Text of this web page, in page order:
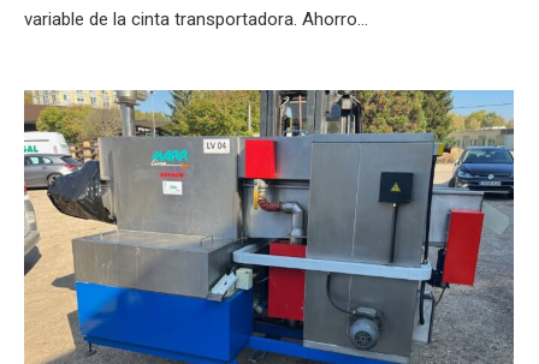
variable de la cinta transportadora. Ahorro…